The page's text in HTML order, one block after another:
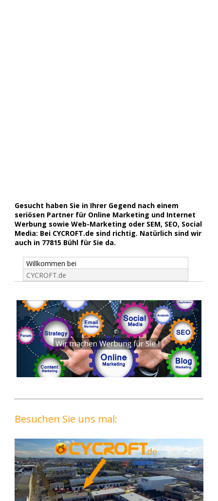
Gesucht haben Sie in Ihrer Gegend nach einem
seriösen Partner für Online Marketing und Internet
Werbung sowie Web-Marketing oder SEM, SEO, Social
Media: Bei CYCROFT.de sind richtig. Natürlich sind wir
auch in 77815 Bühl für Sie da.
Willkommen bei
CYCROFT.de
Besuchen Sie uns mal: